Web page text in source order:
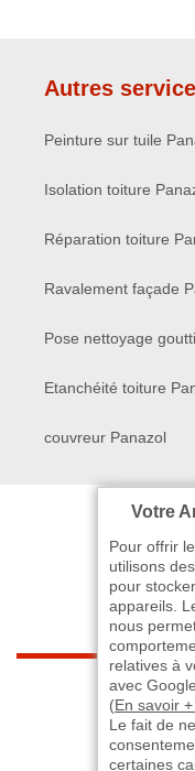
Autres
Peinture sur tuile
Isolation toiture
Réparation toiture
Ravalement façade
Pose nettoyage
Etanchéité toiture
couvreur Panazol
Votre
Pour offrir
utilisons
pour
appareils.
nous
relatives à
avec Google.
(En savoir
Le fait de
certaines